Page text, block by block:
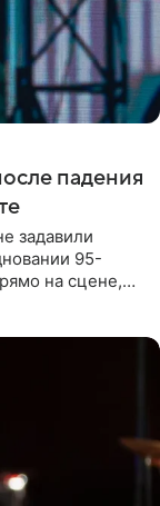
падения
задавили
95-
на сцене,